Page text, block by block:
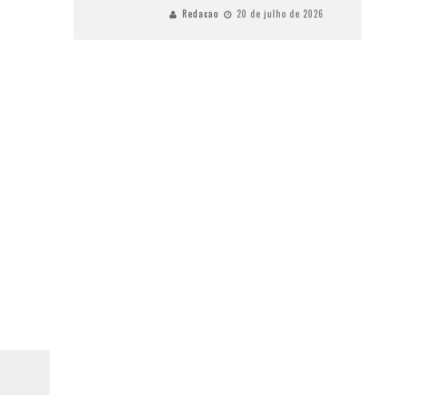
Redacao 20 de julho de 2026